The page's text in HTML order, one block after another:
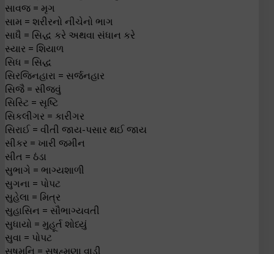
સાવજ = મૃગ
સામ = શરીરનો નીચેનો ભાગ
સાધૈ = સિદ્ધ કરે અથવા સંધાન કરે
સ્યાર = શિયાળ
સિધ = સિદ્ધ
સિરજિનહારા = સર્જનહાર
સિજૈ = સીજવું
સિસ્ટિ = સૃષ્ટિ
સિકલીગર = કારીગર
સિરાઈ = વીતી જાય-પસાર થઈ જાય
સીકર = ખારી જમીન
સીત = ઠંડા
સુભાગે = ભાગ્યશાળી
સુગના = પોપટ
સુહેલા = મિત્ર
સુહાસિન = સૌભાગ્યવતી
સુધાયો = મુહૂર્ત શોધ્યું
સુવા = પોપટ
સુષમનિ = સુષુહ્મણા વાડી